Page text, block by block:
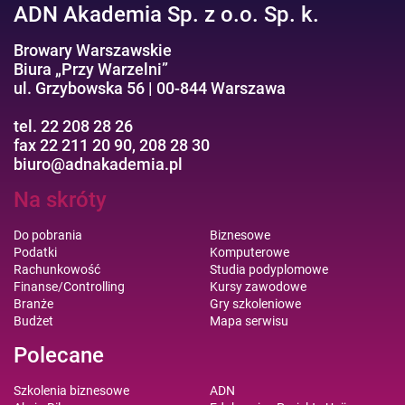
ADN Akademia Sp. z o.o. Sp. k.
Browary Warszawskie
Biura „Przy Warzelni”
ul. Grzybowska 56 | 00-844 Warszawa
tel. 22 208 28 26
fax 22 211 20 90, 208 28 30
biuro@adnakademia.pl
Na skróty
Do pobrania
Podatki
Rachunkowość
Finanse/Controlling
Branże
Budżet
Biznesowe
Komputerowe
Studia podyplomowe
Kursy zawodowe
Gry szkoleniowe
Mapa serwisu
Polecane
Szkolenia biznesowe
ADN